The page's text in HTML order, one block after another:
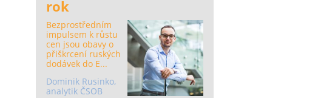
rok
Bezprostředním
impulsem k růstu
cen jsou obavy o
přiškrcení ruských
dodávek do E...
Dominik Rusinko,
analytik ČSOB